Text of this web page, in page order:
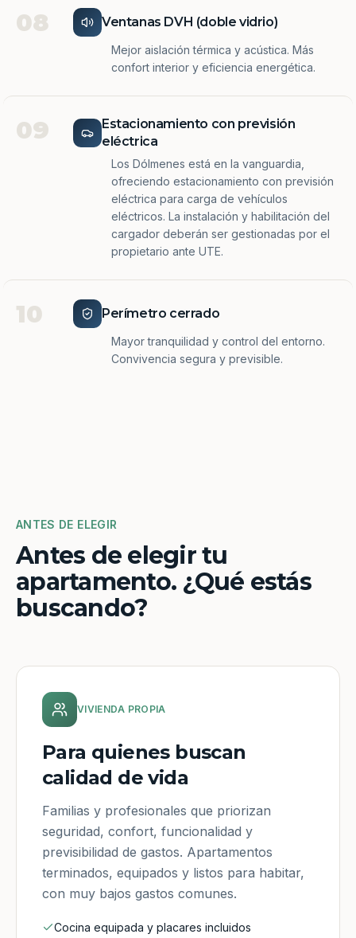
08 Ventanas DVH (doble vidrio)
Mejor aislación térmica y acústica. Más
confort interior y eficiencia energética.
09
Estacionamiento con previsión
eléctrica
Los Dólmenes está en la vanguardia,
ofreciendo estacionamiento con previsión
eléctrica para carga de vehículos
eléctricos. La instalación y habilitación del
cargador deberán ser gestionadas por el
propietario ante UTE.
10 Perímetro cerrado
Mayor tranquilidad y control del entorno.
Convivencia segura y previsible.
ANTES DE ELEGIR
Antes de elegir tu
apartamento. ¿Qué estás
buscando?
VIVIENDA PROPIA
Para quienes buscan
calidad de vida
Familias y profesionales que priorizan
seguridad, confort, funcionalidad y
previsibilidad de gastos. Apartamentos
terminados, equipados y listos para habitar,
con muy bajos gastos comunes.
Cocina equipada y placares incluidos